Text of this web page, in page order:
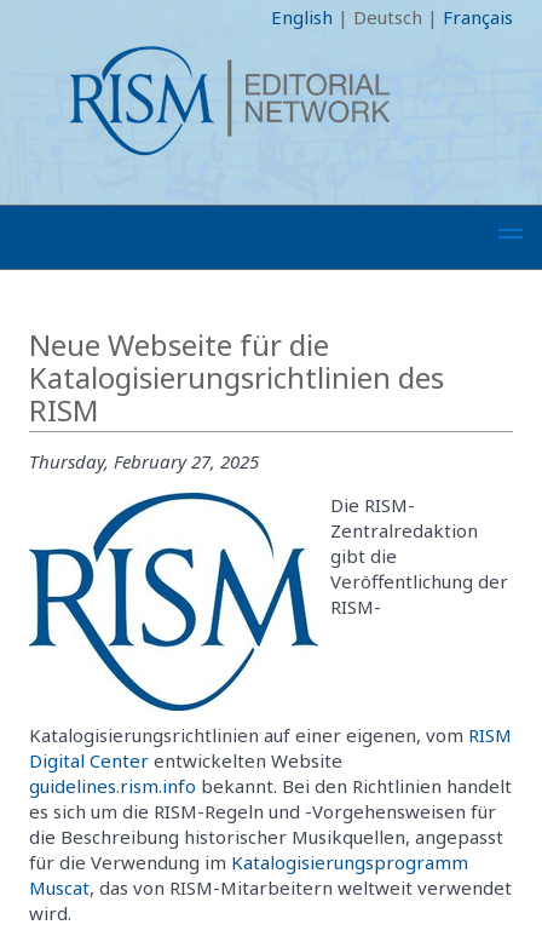
English | Deutsch | Français
Neue Webseite für die
Katalogisierungsrichtlinien des
RISM
Thursday, February 27, 2025
Die RISM-
Zentralredaktion
gibt die
Veröffentlichung der
RISM-
Katalogisierungsrichtlinien auf einer eigenen, vom RISM
Digital Center entwickelten Website
guidelines.rism.info bekannt. Bei den Richtlinien handelt
es sich um die RISM-Regeln und -Vorgehensweisen für
die Beschreibung historischer Musikquellen, angepasst
für die Verwendung im Katalogisierungsprogramm
Muscat, das von RISM-Mitarbeitern weltweit verwendet
wird.